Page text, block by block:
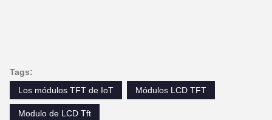
Tags:
Los módulos TFT de IoT
Módulos LCD TFT
Modulo de LCD Tft